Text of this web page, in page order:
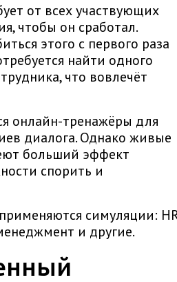
от всех участвующих
чтобы он сработал.
этого с первого раза
найти одного
что вовлечёт
онлайн-тренажёры для
диалога. Однако живые
больший эффект
спорить и
симуляции:
и другие.